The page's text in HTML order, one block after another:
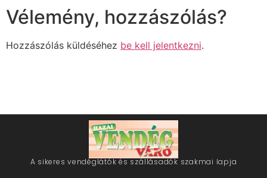
Vélemény, hozzászólás?
Hozzászólás küldéséhez be kell jelentkezni.
A sikeres vendéglátók és szállásadók szakmai lapja